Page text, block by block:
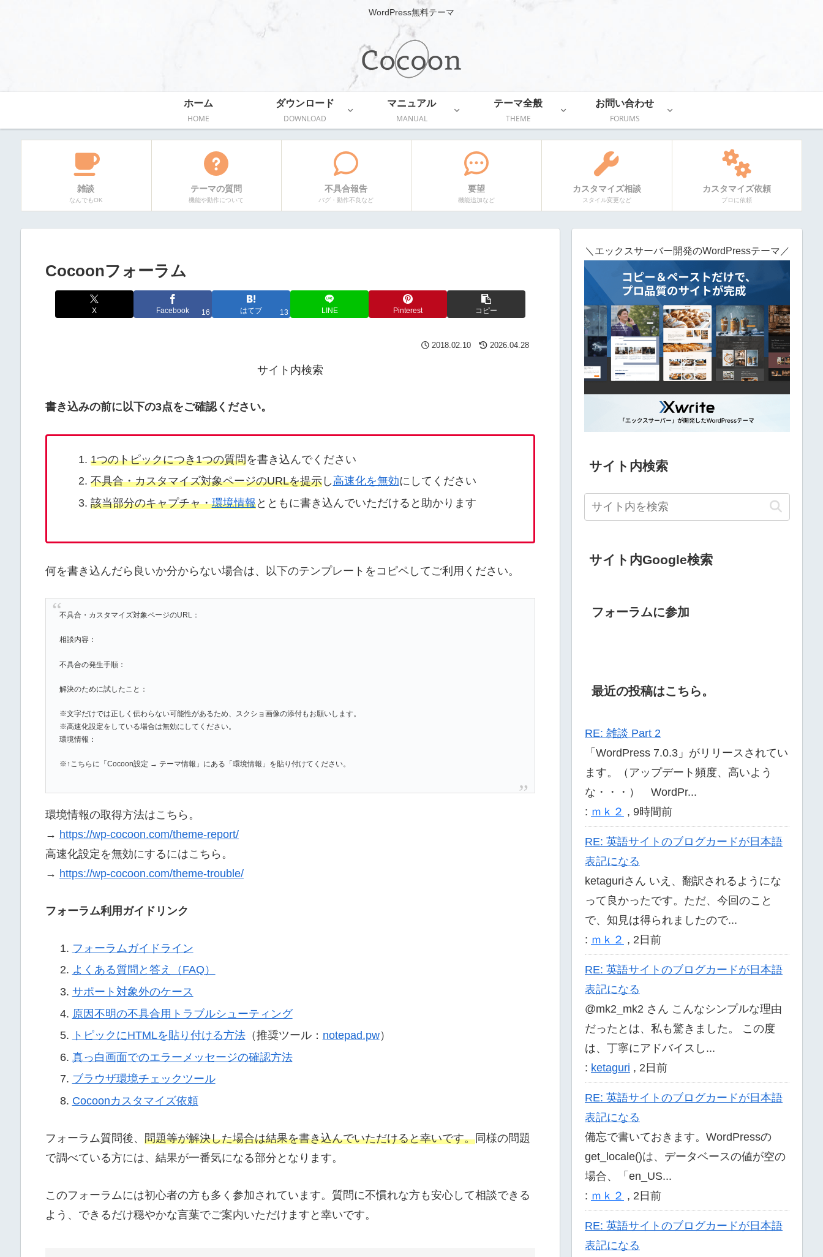
WordPress無料テーマ
ホーム
HOME
ダウンロード
DOWNLOAD
マニュアル
MANUAL
テーマ全般
THEME
お問い合わせ
FORUMS
雑談
なんでもOK
テーマの質問
機能や動作について
不具合報告
バグ・動作不良など
要望
機能追加など
カスタマイズ相談
スタイル変更など
カスタマイズ依頼
プロに依頼
Cocoonフォーラム
X Facebook 16 はてブ 13 LINE Pinterest コピー
2018.02.10 2026.04.28
サイト内検索
書き込みの前に以下の3点をご確認ください。
1つのトピックにつき1つの質問を書き込んでください
不具合・カスタマイズ対象ページのURLを提示し 高速化を無効にしてください
該当部分のキャプチャ・環境情報とともに書き込んでいただけると助かります
何を書き込んだら良いか分からない場合は、以下のテンプレートをコピペしてご利用ください。
不具合・カスタマイズ対象ページのURL：
相談内容：
不具合の発生手順：
解決のために試したこと：
※文字だけでは正しく伝わらない可能性があるため、スクショ画像の添付もお願いします。
※高速化設定をしている場合は無効にしてください。
環境情報：
※↑こちらに「Cocoon設定 → テーマ情報」にある「環境情報」を貼り付けてください。
環境情報の取得方法はこちら。
→ https://wp-cocoon.com/theme-report/
高速化設定を無効にするにはこちら。
→ https://wp-cocoon.com/theme-trouble/
フォーラム利用ガイドリンク
フォーラムガイドライン
よくある質問と答え（FAQ）
サポート対象外のケース
原因不明の不具合用トラブルシューティング
トピックにHTMLを貼り付ける方法（推奨ツール： notepad.pw）
真っ白画面でのエラーメッセージの確認方法
ブラウザ環境チェックツール
Cocoonカスタマイズ依頼
フォーラム質問後、 問題等が解決した場合は結果を書き込んでいただけると幸いです。同様の問題
で調べている方には、結果が一番気になる部分となります。
このフォーラムには初心者の方も多く参加されています。質問に不慣れな方も安心して相談できる
よう、できるだけ穏やかな言葉でご案内いただけますと幸いです。
＼エックスサーバー開発のWordPressテーマ／
サイト内検索
サイト内Google検索
フォーラムに参加
最近の投稿はこちら。
RE: 雑談 Part 2
「WordPress 7.0.3」がリリースされてい
ます。（アップデート頻度、高いよう
な・・・） WordPr...
: ｍｋ２ , 9時間前
RE: 英語サイトのブログカードが日本語
表記になる
ketaguriさん いえ、翻訳されるようにな
って良かったです。ただ、今回のこと
で、知見は得られましたので...
: ｍｋ２ , 2日前
RE: 英語サイトのブログカードが日本語
表記になる
@mk2_mk2 さん こんなシンプルな理由
だったとは、私も驚きました。 この度
は、丁寧にアドバイスし...
: ketaguri , 2日前
RE: 英語サイトのブログカードが日本語
表記になる
備忘で書いておきます。WordPressの
get_locale()は、データベースの値が空の
場合、「en_US...
: ｍｋ２ , 2日前
RE: 英語サイトのブログカードが日本語
表記になる